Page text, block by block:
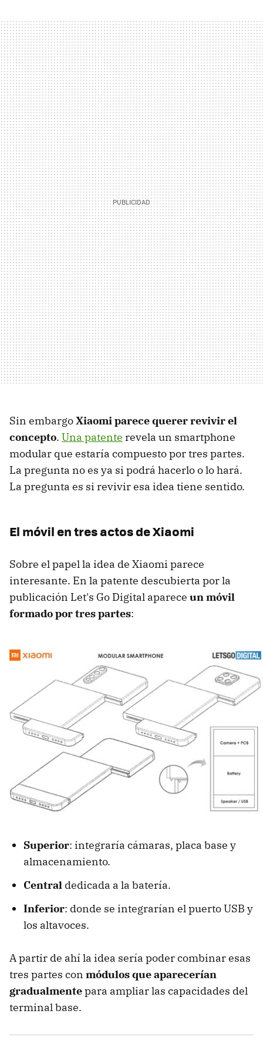
Sin embargoXiaomi parece querer revivir el
concepto. Una patente revela un smartphone
modular que estaría compuesto por tres partes.
La pregunta no es ya si podrá hacerlo o lo hará.
La pregunta es si revivir esa idea tiene sentido.
El móvil en tres actos de Xiaomi
Sobre el papel la idea de Xiaomi parece
interesante. En la patente descubierta por la
publicación Let's Go Digital aparece un móvil
formado por tres partes:
Superior: integraría cámaras, placa base y
almacenamiento.
Central dedicada a la batería.
Inferior: donde se integrarían el puerto USB y
los altavoces.
A partir de ahí la idea sería poder combinar esas
tres partes con módulos que aparecerían
gradualmentepara ampliar las capacidades del
terminal base.